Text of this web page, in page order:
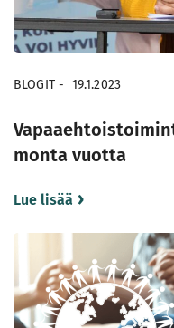
BLOGIT- 19.1.2023
monta vuotta
Lue lisää